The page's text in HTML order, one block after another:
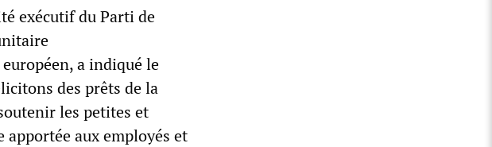
exécutif du Parti de
a indiqué le
des prêts de la
les petites et
apportée aux employés et